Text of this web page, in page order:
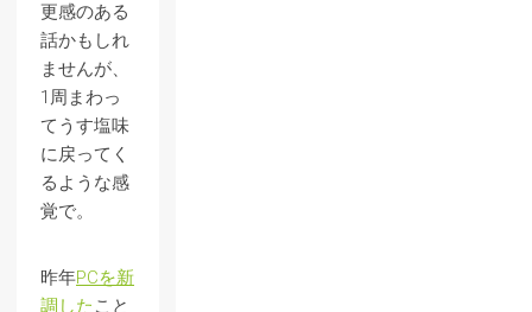
更感のある
話かもしれ
ませんが、
1周まわっ
てうす塩味
に戻ってく
るような感
覚で。
昨年PCを新
調した こと